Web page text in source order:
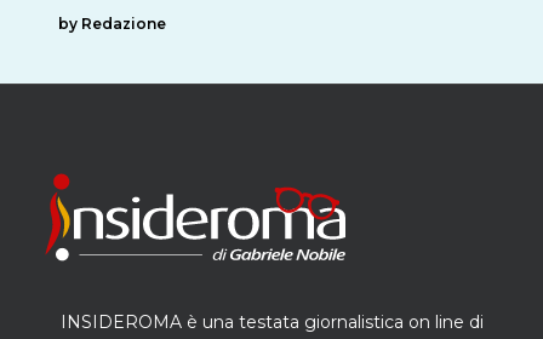
by Redazione
INSIDEROMA è una testata giornalistica on line di